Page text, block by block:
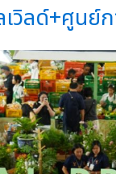
วิลด์+ศูนย์